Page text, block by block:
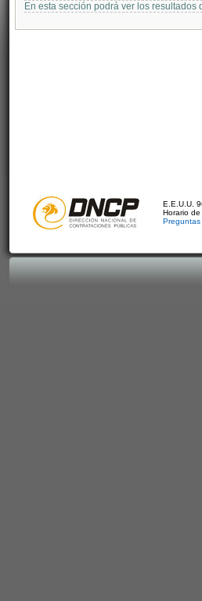
En esta sección podrá ver los
E.E.U.U.
Horario